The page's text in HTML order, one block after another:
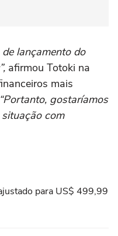
lançamento do
afirmou Totoki na
mais
“Portanto, gostaríamos
com
para US$ 499,99